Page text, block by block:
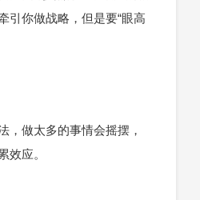
引你做战略，但是要“眼高
，做太多的事情会摇摆，
效应。